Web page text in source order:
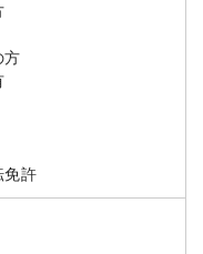
方
免許